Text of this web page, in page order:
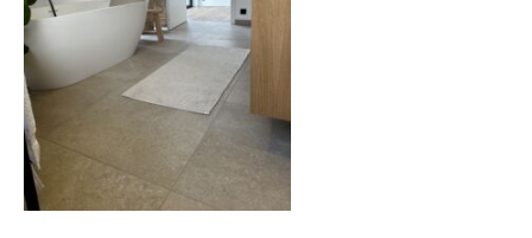
JOBS
BAD
GEWERBEOBJEKTE